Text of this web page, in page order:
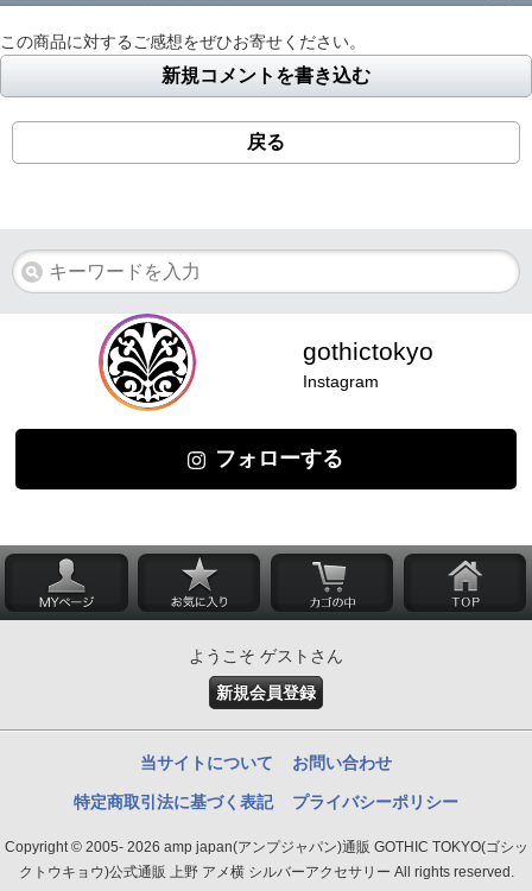
この商品に対するご感想をぜひお寄せください。
新規コメントを書き込む
戻る
gothictokyo
Instagram
フォローする
ようこそ ゲストさん
新規会員登録
当サイトについて お問い合わせ
特定商取引法に基づく表記 プライバシーポリシー
Copyright © 2005- 2026 amp japan(アンプジャパン)通販 GOTHIC TOKYO(ゴシッ
クトウキョウ)公式通販 上野 アメ横 シルバーアクセサリー All rights reserved.